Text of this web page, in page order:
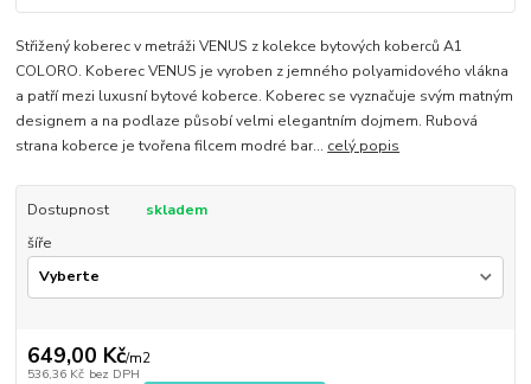
Střižený koberec v metráži VENUS z kolekce bytových koberců A1
COLORO. Koberec VENUS je vyroben z jemného polyamidového vlákna
a patří mezi luxusní bytové koberce. Koberec se vyznačuje svým matným
designem a na podlaze působí velmi elegantním dojmem. Rubová
strana koberce je tvořena filcem modré bar... celý popis
Dostupnost
skladem
šíře
649,00 Kč/m2
536,36 Kč bez DPH